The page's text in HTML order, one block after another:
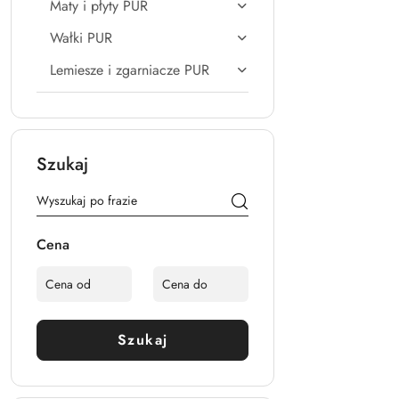
Maty i płyty PUR
Wałki PUR
Lemiesze i zgarniacze PUR
Szukaj
Cena
Szukaj